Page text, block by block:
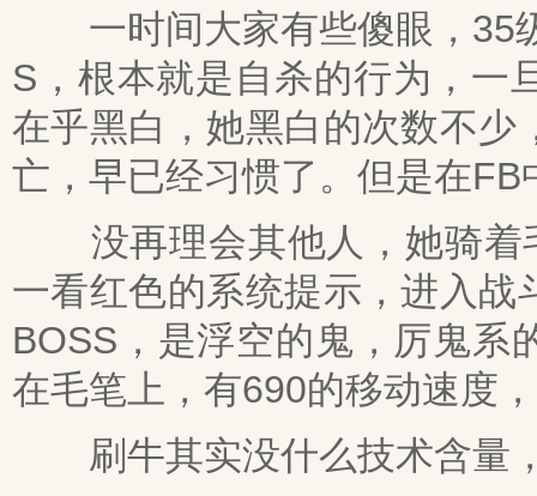
一时间大家有些傻眼，35
S，根本就是自杀的行为，一
在乎黑白，她黑白的次数不
亡，早已经习惯了。但是在
没再理会其他人，她骑着
一看红色的系统提示，进入
BOSS，是浮空的鬼，厉鬼系
在毛笔上，有690的移动速度
刷牛其实没什么技术含量